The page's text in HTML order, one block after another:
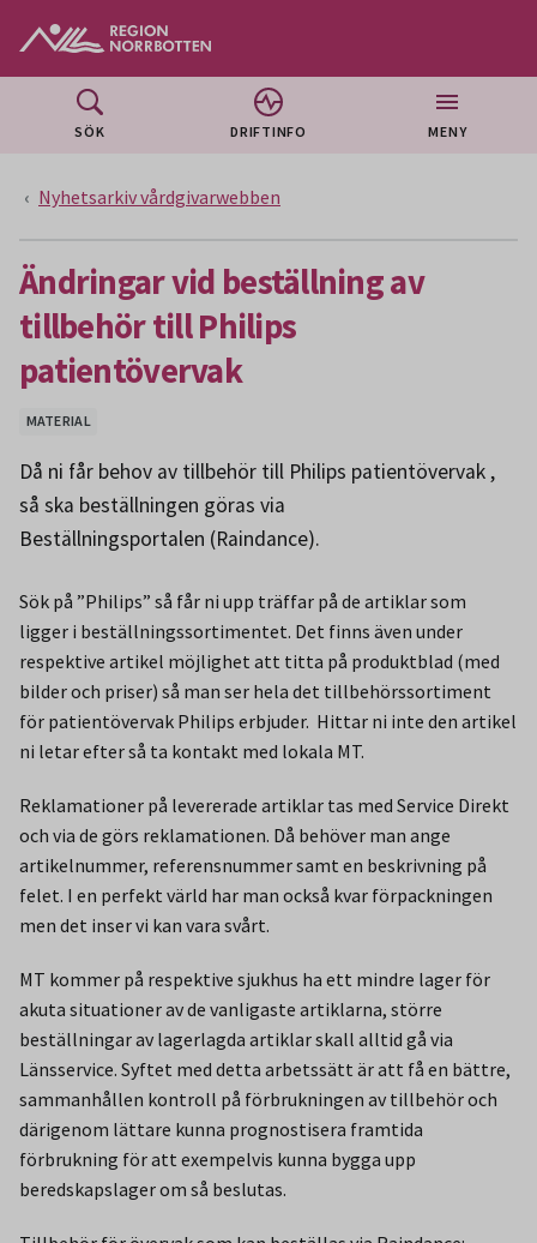
SÖK DRIFTINFO MENY
Nyhetsarkiv vårdgivarwebben
Ändringar vid beställning av
tillbehör till Philips
patientövervak
MATERIAL
Då ni får behov av tillbehör till Philips patientövervak ,
så ska beställningen göras via
Beställningsportalen (Raindance).
Sök på ”Philips” så får ni upp träffar på de artiklar som
ligger i beställningssortimentet. Det finns även under
respektive artikel möjlighet att titta på produktblad (med
bilder och priser) så man ser hela det tillbehörssortiment
för patientövervak Philips erbjuder. Hittar ni inte den artikel
ni letar efter så ta kontakt med lokala MT.
Reklamationer på levererade artiklar tas med Service Direkt
och via de görs reklamationen. Då behöver man ange
artikelnummer, referensnummer samt en beskrivning på
felet. I en perfekt värld har man också kvar förpackningen
men det inser vi kan vara svårt.
MT kommer på respektive sjukhus ha ett mindre lager för
akuta situationer av de vanligaste artiklarna, större
beställningar av lagerlagda artiklar skall alltid gå via
Länsservice. Syftet med detta arbetssätt är att få en bättre,
sammanhållen kontroll på förbrukningen av tillbehör och
därigenom lättare kunna prognostisera framtida
förbrukning för att exempelvis kunna bygga upp
beredskapslager om så beslutas.